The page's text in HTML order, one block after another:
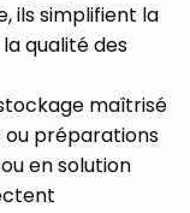
ils simplifient la
qualité des
maîtrisé
ou préparations
en solution